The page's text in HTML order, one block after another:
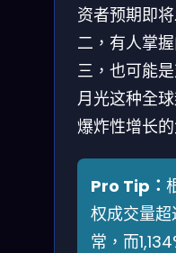
资者预期即
二，有人掌
三，也可能
月光这种全
爆炸性增长
Pro Tip：
权成交量
常，而